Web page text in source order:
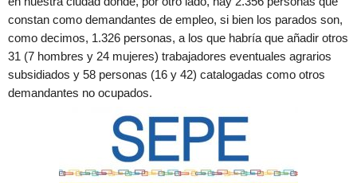
constan como demandantes de empleo, si bien los parados son,
como decimos, 1.326 personas, a los que habría que añadir otros
31 (7 hombres y 24 mujeres) trabajadores eventuales agrarios
subsidiados y 58 personas (16 y 42) catalogadas como otros
demandantes no ocupados.